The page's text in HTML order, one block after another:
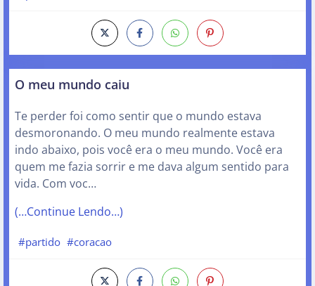
O meu mundo caiu
Te perder foi como sentir que o mundo estava
desmoronando. O meu mundo realmente estava
indo abaixo, pois você era o meu mundo. Você era
quem me fazia sorrir e me dava algum sentido para
vida. Com voc…
(…Continue Lendo…)
#partido #coracao